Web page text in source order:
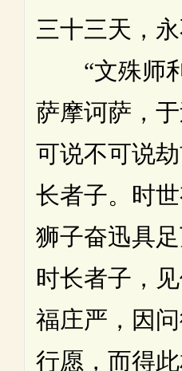
三十三天，永
“文殊师利
萨摩诃萨，
可说不可说
长者子。时
狮子奋迅具足
时长者子，
福庄严，因
行愿，而得